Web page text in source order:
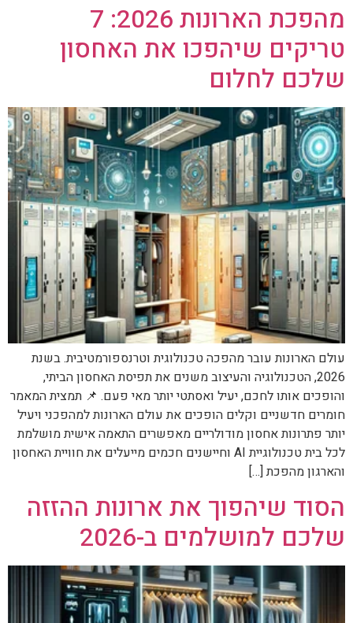
מהפכת הארונות 2026: 7
טריקים שיהפכו את האחסון
שלכם לחלום
עולם הארונות עובר מהפכה טכנולוגית וטרנספורמטיבית. בשנת
2026, הטכנולוגיה והעיצוב משנים את תפיסת האחסון הביתי,
והופכים אותו לחכם, יעיל ואסתטי יותר מאי פעם. 📌 תמצית המאמר
חומרים חדשניים וקלים הופכים את עולם הארונות למהפכני ויעיל
יותר פתרונות אחסון מודולריים מאפשרים התאמה אישית מושלמת
לכל בית טכנולוגיית AI וחיישנים חכמים מייעלים את חוויית האחסון
והארגון מהפכת […]
הסוד שיהפוך את ארונות ההזזה
שלכם למושלמים ב-2026